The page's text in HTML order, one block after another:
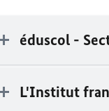
éduscol -
L'Institut